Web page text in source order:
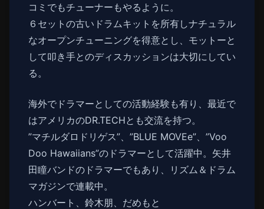
コミでもチューナーもやるように。
６セットの古いドラムキットを所有しナチュラル
なオープンチューニングを得意とし、モットーと
して叩き手とのディスカッションは大切にしてい
る。
海外でドラマーとしての活動経験も有り、最近で
はアメリカのDR.TECHとも交流を持つ。
”マチルダロドリゲス”、”BLUE MOVEe”、”Voo
Doo Hawaiians”のドラマーとして活躍中。矢井
田瞳バンドのドラマーでもあり、リズム＆ドラム
マガジンで連載中。
ハンバート、鈴木朋、だめもと